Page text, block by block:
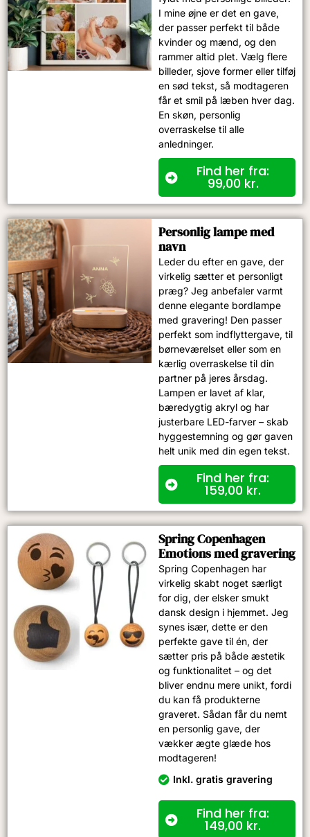
I mine øjne er det en gave,
der passer perfekt til både
kvinder og mænd, og den
rammer altid plet. Vælg flere
billeder, sjove former eller tilføj
en sød tekst, så modtageren
får et smil på læben hver dag.
En skøn, personlig
overraskelse til alle
anledninger.
Find her fra:
99,00 kr.
Personlig lampe med
navn
Leder du efter en gave, der
virkelig sætter et personligt
præg? Jeg anbefaler varmt
denne elegante bordlampe
med gravering! Den passer
perfekt som indflyttergave, til
børneværelset eller som en
kærlig overraskelse til din
partner på jeres årsdag.
Lampen er lavet af klar,
bæredygtig akryl og har
justerbare LED-farver – skab
hyggestemning og gør gaven
helt unik med din egen tekst.
Find her fra:
159,00 kr.
Spring Copenhagen
Emotions med gravering
Spring Copenhagen har
virkelig skabt noget særligt
for dig, der elsker smukt
dansk design i hjemmet. Jeg
synes især, dette er den
perfekte gave til én, der
sætter pris på både æstetik
og funktionalitet – og det
bliver endnu mere unikt, fordi
du kan få produkterne
graveret. Sådan får du nemt
en personlig gave, der
vækker ægte glæde hos
modtageren!
Inkl. gratis gravering
Find her fra:
149,00 kr.